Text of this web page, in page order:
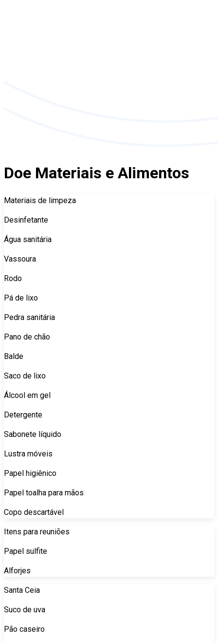
Doe Materiais e Alimentos
Materiais de limpeza
Desinfetante
Água sanitária
Vassoura
Rodo
Pá de lixo
Pedra sanitária
Pano de chão
Balde
Saco de lixo
Álcool em gel
Detergente
Sabonete líquido
Lustra móveis
Papel higiênico
Papel toalha para mãos
Copo descartável
Itens para reuniões
Papel sulfite
Alforjes
Santa Ceia
Suco de uva
Pão caseiro